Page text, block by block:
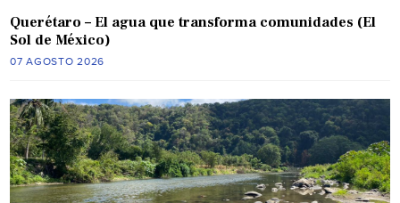
Querétaro – El agua que transforma comunidades (El
Sol de México)
07 AGOSTO 2026